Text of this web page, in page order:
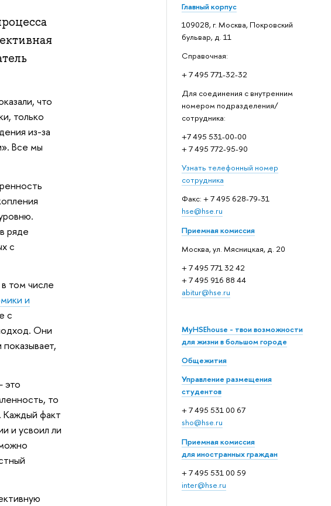
Главный корпус
109028, г. Москва, Покровский
бульвар, д. 11
Справочная:
+ 7 495 771-32-32
Для соединения с внутренним
номером подразделения/
сотрудника:
+7 495 531-00-00
+ 7 495 772-95-90
Узнать телефонный номер
сотрудника
Факс: + 7 495 628-79-31
hse@hse.ru
Приемная комиссия
Москва, ул. Мясницкая, д. 20
+ 7 495 771 32 42
+ 7 495 916 88 44
abitur@hse.ru
MyHSEhouse - твои возможности
для жизни в большом городе
Общежития
Управление размещения
студентов
+ 7 495 531 00 67
sho@hse.ru
Приемная комиссия
для иностранных граждан
+ 7 495 531 00 59
inter@hse.ru
что
только
из-за
Все мы
ряде
с
том числе
и
с
Они
это
то
Каждый факт
и усвоил ли